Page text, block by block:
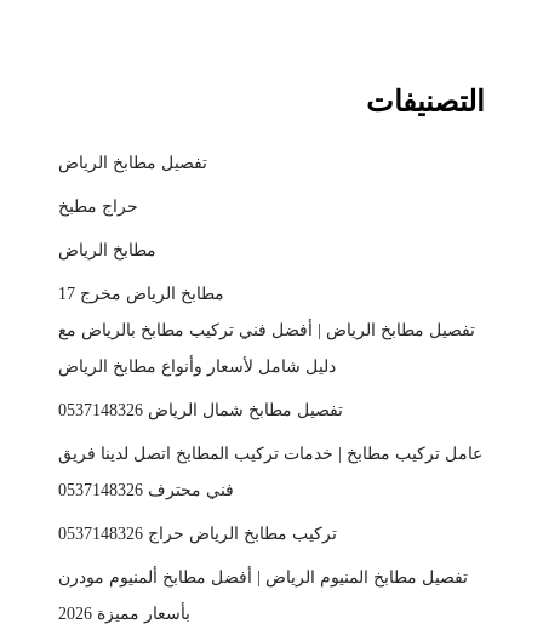
التصنيفات
تفصيل مطابخ الرياض
حراج مطبخ
مطابخ الرياض
مطابخ الرياض مخرج 17
تفصيل مطابخ الرياض | أفضل فني تركيب مطابخ بالرياض مع
دليل شامل لأسعار وأنواع مطابخ الرياض
تفصيل مطابخ شمال الرياض 0537148326
عامل تركيب مطابخ | خدمات تركيب المطابخ اتصل لدينا فريق
فني محترف 0537148326
تركيب مطابخ الرياض حراج 0537148326
تفصيل مطابخ المنيوم الرياض | أفضل مطابخ ألمنيوم مودرن
بأسعار مميزة 2026